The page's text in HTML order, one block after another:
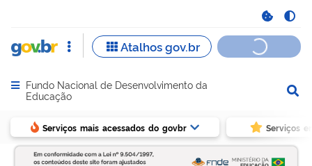
Abrir menu principal de navegação
Fundo Nacional de Desenvolvimento da
Educação
Serviços mais acessados do govbr Serviços